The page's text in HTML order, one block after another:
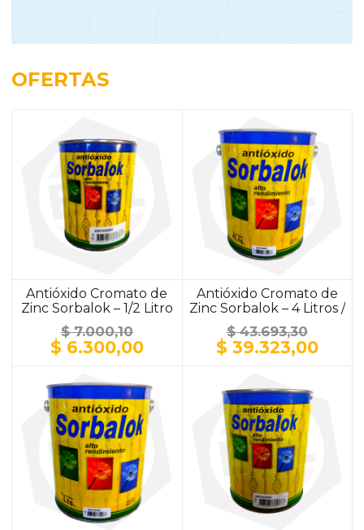
OFERTAS
Antióxido Cromato de
Zinc Sorbalok – 1/2 Litro
/ ALUMINIO
$7.000,10
El
precio
original
era:
$ 7.000,10.
$ 6.300,00El
es:
$ 6.300,00.
Antióxido Cromato de
Zinc Sorbalok – 4 Litros /
$43.693,30
El
precio
era:
$ 43.693,30.
$ 39.323,00El